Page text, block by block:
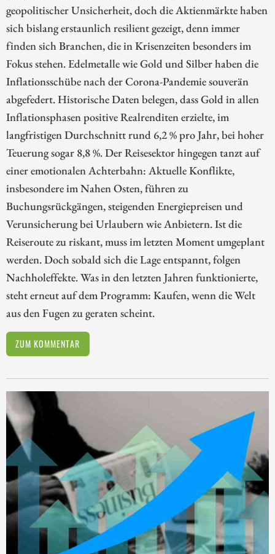
geopolitischer Unsicherheit, doch die Aktienmärkte haben
sich bislang erstaunlich resilient gezeigt, denn immer
finden sich Branchen, die in Krisenzeiten besonders im
Fokus stehen. Edelmetalle wie Gold und Silber haben die
Inflationsschübe nach der Corona-Pandemie souverän
abgefedert. Historische Daten belegen, dass Gold in allen
Inflationsphasen positive Realrenditen erzielte, im
langfristigen Durchschnitt rund 6,2 % pro Jahr, bei hoher
Teuerung sogar 8,8 %. Der Reisesektor hingegen tanzt auf
einer emotionalen Achterbahn: Aktuelle Konflikte,
insbesondere im Nahen Osten, führen zu
Buchungsrückgängen, steigenden Energiepreisen und
Verunsicherung bei Urlaubern wie Anbietern. Ist die
Reiseroute zu riskant, muss im letzten Moment umgeplant
werden. Doch sobald sich die Lage entspannt, folgen
Nachholeffekte. Was in den letzten Jahren funktionierte,
steht erneut auf dem Programm: Kaufen, wenn die Welt
aus den Fugen zu geraten scheint.
ZUM KOMMENTAR